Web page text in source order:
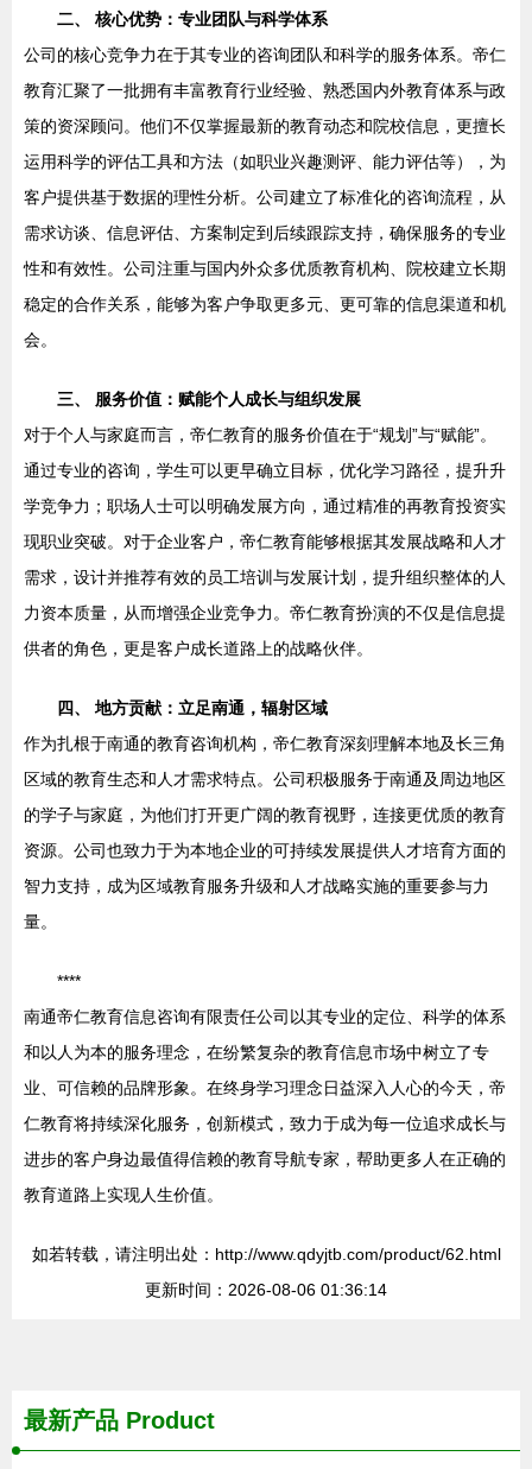
二、 核心优势：专业团队与科学体系
公司的核心竞争力在于其专业的咨询团队和科学的服务体系。帝仁
教育汇聚了一批拥有丰富教育行业经验、熟悉国内外教育体系与政
策的资深顾问。他们不仅掌握最新的教育动态和院校信息，更擅长
运用科学的评估工具和方法（如职业兴趣测评、能力评估等），为
客户提供基于数据的理性分析。公司建立了标准化的咨询流程，从
需求访谈、信息评估、方案制定到后续跟踪支持，确保服务的专业
性和有效性。公司注重与国内外众多优质教育机构、院校建立长期
稳定的合作关系，能够为客户争取更多元、更可靠的信息渠道和机
会。
三、 服务价值：赋能个人成长与组织发展
对于个人与家庭而言，帝仁教育的服务价值在于“规划”与“赋能”。
通过专业的咨询，学生可以更早确立目标，优化学习路径，提升升
学竞争力；职场人士可以明确发展方向，通过精准的再教育投资实
现职业突破。对于企业客户，帝仁教育能够根据其发展战略和人才
需求，设计并推荐有效的员工培训与发展计划，提升组织整体的人
力资本质量，从而增强企业竞争力。帝仁教育扮演的不仅是信息提
供者的角色，更是客户成长道路上的战略伙伴。
四、 地方贡献：立足南通，辐射区域
作为扎根于南通的教育咨询机构，帝仁教育深刻理解本地及长三角
区域的教育生态和人才需求特点。公司积极服务于南通及周边地区
的学子与家庭，为他们打开更广阔的教育视野，连接更优质的教育
资源。公司也致力于为本地企业的可持续发展提供人才培育方面的
智力支持，成为区域教育服务升级和人才战略实施的重要参与力
量。
****
南通帝仁教育信息咨询有限责任公司以其专业的定位、科学的体系
和以人为本的服务理念，在纷繁复杂的教育信息市场中树立了专
业、可信赖的品牌形象。在终身学习理念日益深入人心的今天，帝
仁教育将持续深化服务，创新模式，致力于成为每一位追求成长与
进步的客户身边最值得信赖的教育导航专家，帮助更多人在正确的
教育道路上实现人生价值。
如若转载，请注明出处：http://www.qdyjtb.com/product/62.html
更新时间：2026-08-06 01:36:14
最新产品 Product